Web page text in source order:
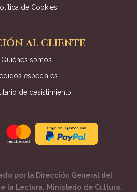
de Cookies
AL CLIENTE
Quiénes somos
especiales
de desistimiento
por la Dirección General del
la Lectura, Ministerio de Cultura.